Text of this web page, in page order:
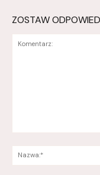
ZOSTAW